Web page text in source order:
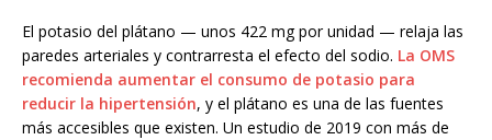
El potasio del plátano — unos 422 mg por unidad — relaja las
paredes arteriales y contrarresta el efecto del sodio. La OMS
recomienda aumentar el consumo de potasio para
reducir la hipertensión, y el plátano es una de las fuentes
más accesibles que existen. Un estudio de 2019 con más de